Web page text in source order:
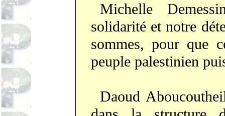
Michelle
solidarité et notre
sommes, pour que
peuple palestinien
Daoud